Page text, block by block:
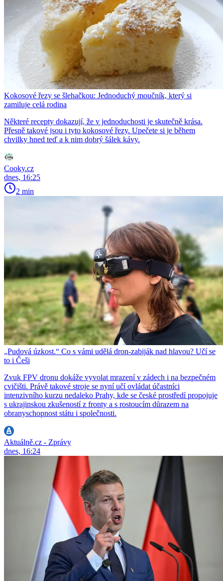
Kokosové řezy se šlehačkou: Jednoduchý moučník, který si
zamiluje celá rodina
Některé recepty dokazují, že v jednoduchosti je skutečně krása.
Přesně takové jsou i tyto kokosové řezy. Upečete si je během
chvilky hned teď a k nim dobrý šálek kávy.
Cooky.cz
dnes, 16:25
2 min
„Pudová úzkost.“ Co s vámi udělá dron-zabiják nad hlavou? Učí se
to i Češi
Zvuk FPV dronu dokáže vyvolat mrazení v zádech i na bezpečném
cvičišti. Právě takové stroje se nyní učí ovládat účastníci
intenzivního kurzu nedaleko Prahy, kde se české prostředí propojuje
s ukrajinskou zkušeností z fronty a s rostoucím důrazem na
obranyschopnost státu i společnosti.
Aktuálně.cz - Zprávy
dnes, 16:24